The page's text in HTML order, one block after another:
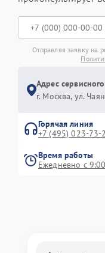
Отправляя заявку на
Адрес
г. Москва, ул.
Горячая линия
+7 (495) 023-73-
Время работы
Ежедневно с